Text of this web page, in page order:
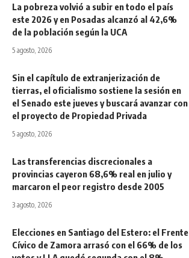
La pobreza volvió a subir en todo el país
este 2026 y en Posadas alcanzó al 42,6%
de la población según la UCA
5 agosto, 2026
Sin el capítulo de extranjerización de
tierras, el oficialismo sostiene la sesión en
el Senado este jueves y buscará avanzar con
el proyecto de Propiedad Privada
5 agosto, 2026
Las transferencias discrecionales a
provincias cayeron 68,6% real en julio y
marcaron el peor registro desde 2005
3 agosto, 2026
Elecciones en Santiago del Estero: el Frente
Cívico de Zamora arrasó con el 66% de los